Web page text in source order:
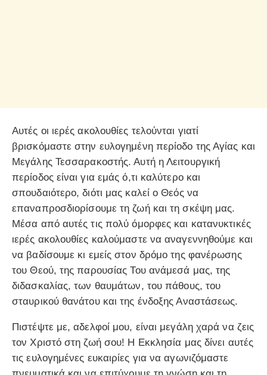
Αυτές οι ιερές ακολουθίες τελούνται γιατί
βρισκόμαστε στην ευλογημένη περίοδο της Αγίας και
Μεγάλης Τεσσαρακοστής. Αυτή η Λειτουργική
περίοδος είναι για εμάς ό,τι καλύτερο και
σπουδαιότερο, διότι μας καλεί ο Θεός να
επαναπροσδιορίσουμε τη ζωή και τη σκέψη μας.
Μέσα από αυτές τις πολύ όμορφες και κατανυκτικές
ιερές ακολουθίες καλούμαστε να αναγεννηθούμε και
να βαδίσουμε κι εμείς στον δρόμο της φανέρωσης
του Θεού, της παρουσίας Του ανάμεσά μας, της
διδασκαλίας, των θαυμάτων, του πάθους, του
σταυρικού θανάτου και της ένδοξης Αναστάσεως.
Πιστέψτε με, αδελφοί μου, είναι μεγάλη χαρά να ζεις
τον Χριστό στη ζωή σου! Η Εκκλησία μας δίνει αυτές
τις ευλογημένες ευκαιρίες για να αγωνιζόμαστε